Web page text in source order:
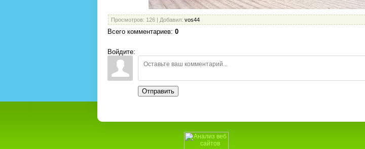
Просмотров: 126 | Добавил: vos44
Всего комментариев: 0
Войдите:
Отправить